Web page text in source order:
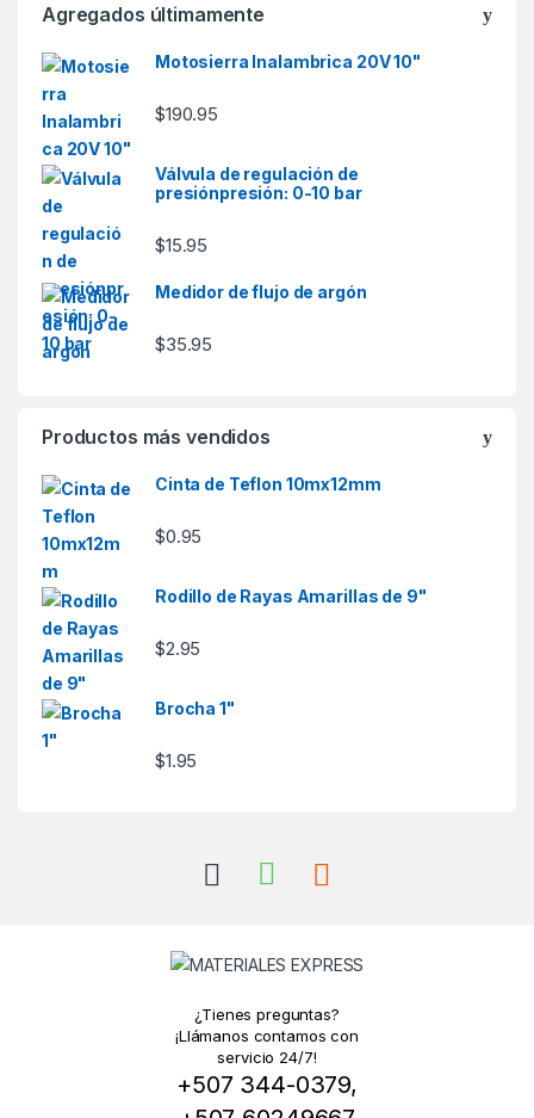
Agregados últimamente
Motosierra Inalambrica 20V 10"
$190.95
Válvula de regulación de
presiónpresión: 0-10 bar
$15.95
Medidor de flujo de argón
$35.95
Productos más vendidos
Cinta de Teflon 10mx12mm
$0.95
Rodillo de Rayas Amarillas de 9"
$2.95
Brocha 1"
$1.95
¿Tienes preguntas?
¡Llámanos contamos con
servicio 24/7!
+507 344-0379,